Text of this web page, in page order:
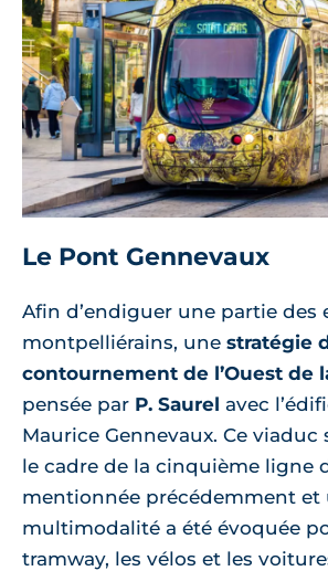
Le Pont Gennevaux
Afin d’endiguer une partie des
montpelliérains, une stratégie
contournement de l’Ouest de
pensée par P. Saurel avec
Maurice Gennevaux. Ce viaduc
le cadre de la cinquième ligne
mentionnée précédemment et
multimodalité a été évoquée
tramway, les vélos et les